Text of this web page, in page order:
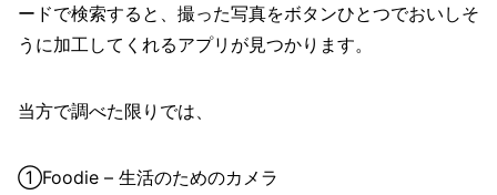
ードで検索すると、撮った写真をボタンひとつでおいしそ
うに加工してくれるアプリが見つかります。
当方で調べた限りでは、
①Foodie – 生活のためのカメラ